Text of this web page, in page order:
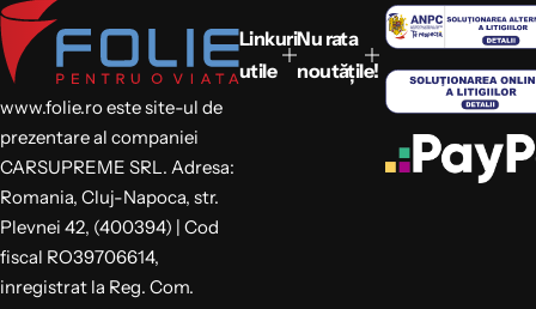
www.folie.ro este site-ul de
prezentare al companiei
CARSUPREME SRL. Adresa:
Romania, Cluj-Napoca, str.
Plevnei 42, (400394) | Cod
fiscal RO39706614,
inregistrat la Reg. Com.
Linkuri
utile
Nu rata
noutățile!